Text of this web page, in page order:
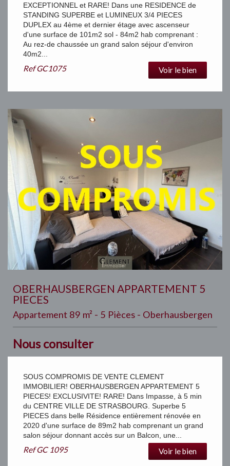
EXCEPTIONNEL et RARE! Dans une RESIDENCE de
STANDING SUPERBE et LUMINEUX 3/4 PIECES
DUPLEX au 4ème et dernier étage avec ascenseur
d'une surface de 101m2 sol - 84m2 hab comprenant :
Au rez-de chaussée un grand salon séjour d'environ
40m2...
RefGC1075 Voir le bien
OBERHAUSBERGEN APPARTEMENT 5
PIECES
Appartement 89 m² - 5 Pièces - Oberhausbergen
Nous consulter
SOUS COMPROMIS DE VENTE CLEMENT
IMMOBILIER! OBERHAUSBERGEN APPARTEMENT 5
PIECES! EXCLUSIVITE! RARE! Dans Impasse, à 5 min
du CENTRE VILLE DE STRASBOURG. Superbe 5
PIECES dans belle Résidence entièrement rénovée en
2020 d'une surface de 89m2 hab comprenant un grand
salon séjour donnant accès sur un Balcon, une...
RefGC 1095 Voir le bien